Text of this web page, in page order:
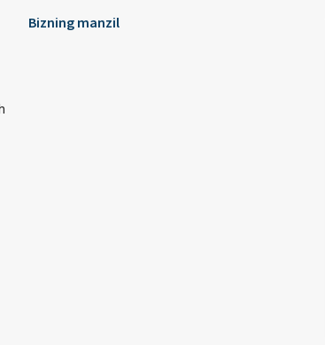
Bizning manzil